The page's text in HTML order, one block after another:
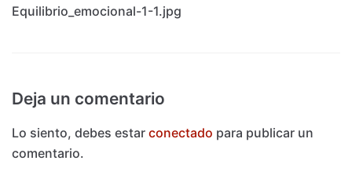
Equilibrio_emocional-1-1.jpg
Deja un comentario
Lo siento, debes estar conectado para publicar un
comentario.